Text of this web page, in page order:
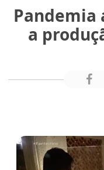
Pandemia
a